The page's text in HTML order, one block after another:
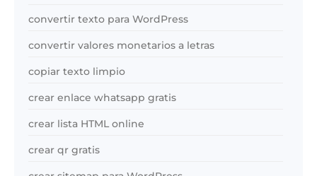
convertir texto para WordPress
convertir valores monetarios a letras
copiar texto limpio
crear enlace whatsapp gratis
crear lista HTML online
crear qr gratis